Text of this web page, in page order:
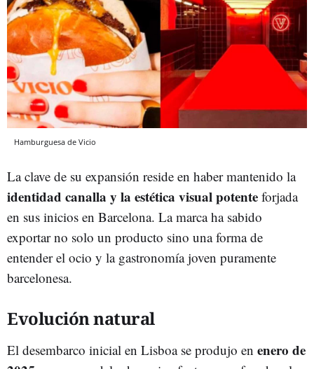
Hamburguesa de Vicio
La clave de su expansión reside en haber mantenido la
identidad canalla y la estética visual potente forjada
en sus inicios en Barcelona. La marca ha sabido
exportar no solo un producto sino una forma de
entender el ocio y la gastronomía joven puramente
barcelonesa.
Evolución natural
El desembarco inicial en Lisboa se produjo en enero de